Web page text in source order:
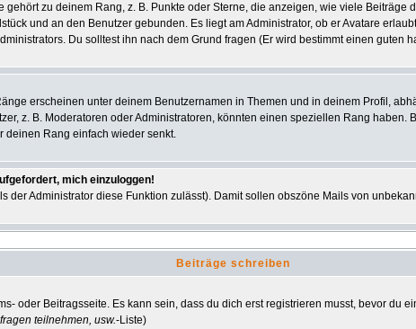
zu deinem Rang, z. B. Punkte oder Sterne, die anzeigen, wie viele
und an den Benutzer gebunden. Es liegt am Administrator, ob er Avatare
Du solltest ihn nach dem Grund fragen (Er wird bestimmt einen guten
erscheinen unter deinem Benutzernamen in Themen und in deinem Profil,
z. B. Moderatoren oder Administratoren, könnten einen speziellen Rang
deinen Rang einfach wieder senkt.
mich einzuloggen!
der Administrator diese Funktion zulässt). Damit sollen obszöne Mails von
Beiträge schreiben
oder Beitragsseite. Es kann sein, dass du dich erst registrieren musst, bevor du
teilnehmen, usw.-Liste)